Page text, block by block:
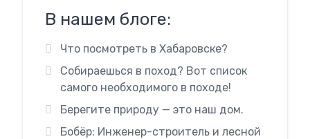
В нашем блоге:
Что посмотреть в Хабаровске?
Собираешься в поход? Вот список
самого необходимого в походе!
Берегите природу — это наш дом.
Бобёр: Инженер-строитель и лесной